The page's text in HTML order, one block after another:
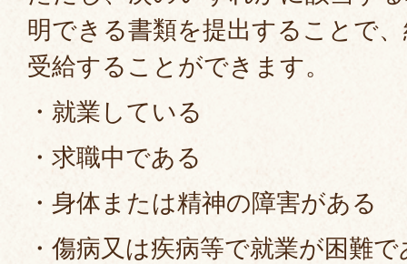
明できる書類を提出することで
受給することができます。
・就業している
・求職中である
・身体または精神の障害がある
・傷病又は疾病等で就業が困難